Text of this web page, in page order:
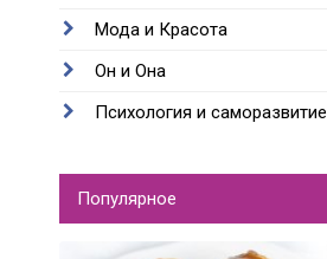
Мода и Красота
Он и Она
Психология и саморазвитие
Популярное